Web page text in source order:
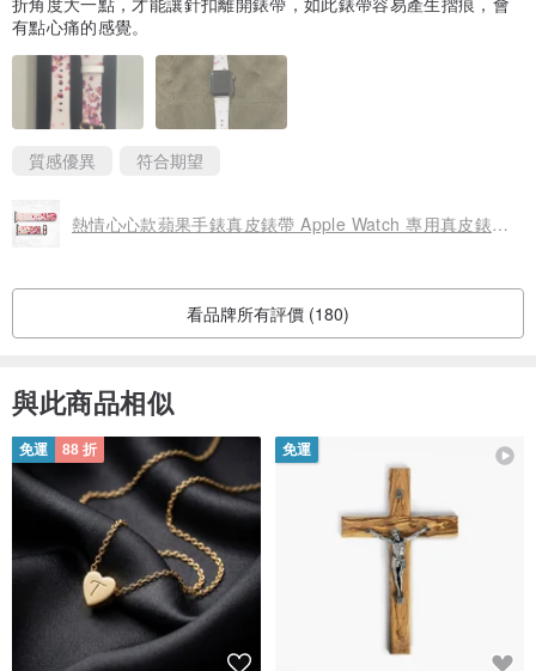
有點心痛的感覺。
質感優異 符合期望
熱情心心款蘋果手錶真皮錶帶 Apple Watch 專用真皮錶帶(BBSW040)
看品牌所有評價 (180)
與此商品相似
免運 88 折 免運